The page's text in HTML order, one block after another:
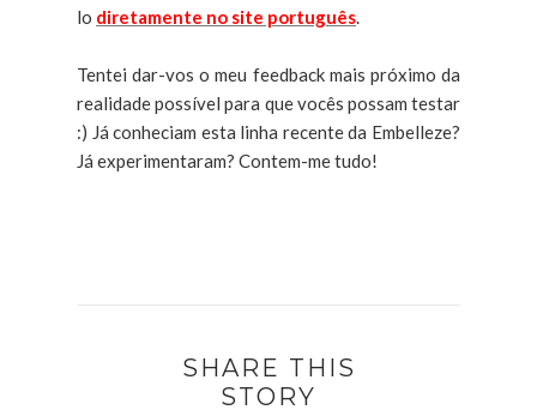
lo diretamente no site português.
Tentei dar-vos o meu feedback mais próximo da
realidade possível para que vocês possam testar
:) Já conheciam esta linha recente da Embelleze?
Já experimentaram? Contem-me tudo!
SHARE THIS
STORY